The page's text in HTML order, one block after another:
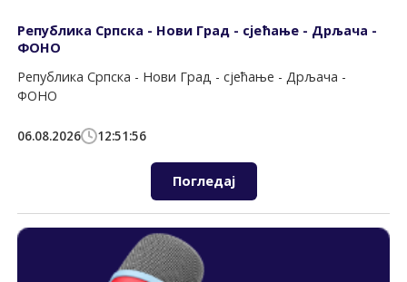
Република Српска - Нови Град - сјећање - Дрљача -
ФОНО
Република Српска - Нови Град - сјећање - Дрљача -
ФОНО
06.08.2026 12:51:56
Погледај